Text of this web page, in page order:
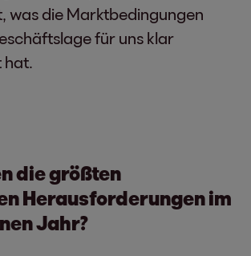
was die Marktbedingungen
für uns klar
hat.
die größten
Herausforderungen im
Jahr?